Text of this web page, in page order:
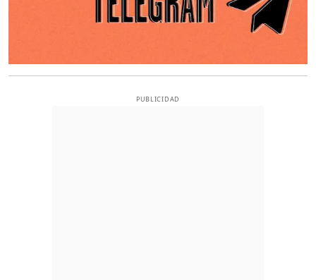
PUBLICIDAD